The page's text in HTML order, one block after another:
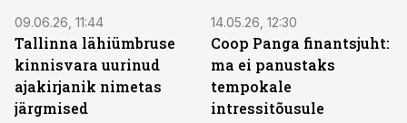
09.06.26, 11:44
Tallinna lähiümbruse
kinnisvara uurinud
ajakirjanik nimetas
järgmised
14.05.26, 12:30
Coop Panga finantsjuht:
ma ei panustaks
tempokale
intressitõusule